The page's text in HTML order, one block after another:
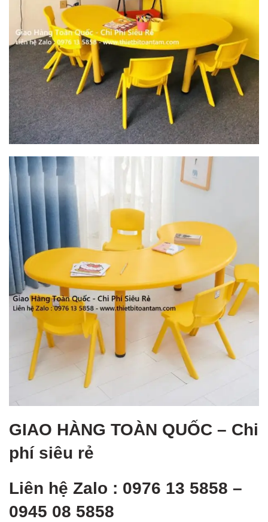
GIAO HÀNG TOÀN QUỐC – Chi
phí siêu rẻ
Liên hệ Zalo : 0976 13 5858 –
0945 08 5858